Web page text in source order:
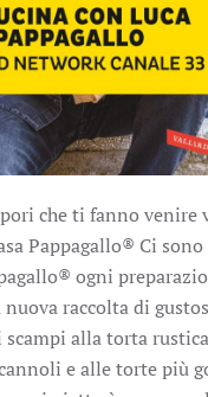
che ti fanno venire
Pappagallo® Ci
ogni
raccolta di
alla torta
e alle torte più